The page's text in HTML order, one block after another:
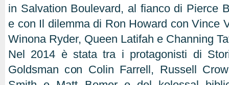
in Salvation Boulevard, al fianco di Pierce
e con Il dilemma di Ron Howard con Vince
Winona Ryder, Queen Latifah e Channing
Nel 2014 è stata tra i protagonisti di
Goldsman con Colin Farrell, Russell